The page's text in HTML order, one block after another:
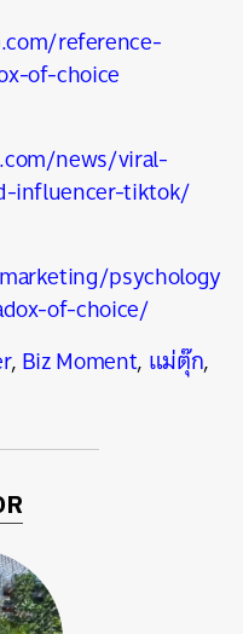
reference-
of-choice
news/viral-
influencer-tiktok/
psychology
of-choice/
,Biz Moment, แม่ตุ๊ก,